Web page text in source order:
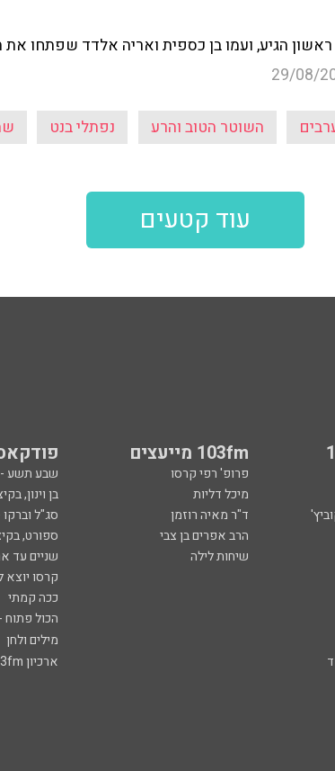
ראשון הגיע, ועמו בן כספית ואריה אלדד שפתחו
29/08/
השוטר הטוב והרע נפתלי בנט
עוד קטעים
103fm מייעצים
פרופ' רפי קרסו שבע תשע
מיכל דליות בן וינון,
ד"ר מאיה רוזמן סג"ל
הרב אפרים בן צבי ספורט,
שיחות לילה שניים עד
קרסו יוצא
ככה קמתי
הכול פתוח
מילים ולחן
ארכיון 103fm